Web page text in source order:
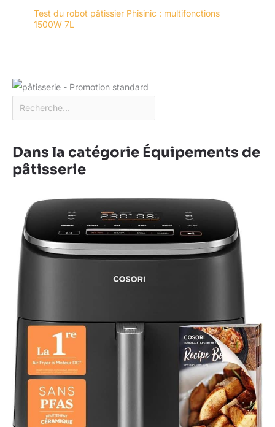
Test du robot pâtissier Phisinic : multifonctions
1500W 7L
Dans la catégorie Équipements de
pâtisserie